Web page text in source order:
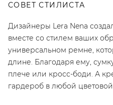
СОВЕТ СТИЛИСТА
Дизайнеры Lera Nena
вместе со стилем ваших
универсальном ремне,
длине. Благодаря ему,
плече или кросс-боди. А
гардероб в любой